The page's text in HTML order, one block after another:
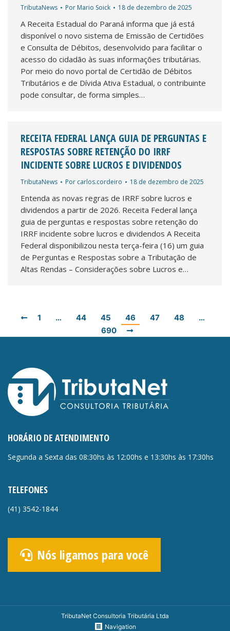
TributaNews Por Mario Soick 18 de dezembro de 2025
A Receita Estadual do Paraná informa que já está
disponível o novo sistema de Emissão de Certidões
e Consulta de Débitos, desenvolvido para facilitar o
acesso do cidadão às suas informações tributárias.
Por meio do novo portal de Certidão de Débitos
Tributários e de Dívida Ativa Estadual, o contribuinte
pode consultar, de forma simples…
RECEITA FEDERAL LANÇA GUIA DE PERGUNTAS E
RESPOSTAS SOBRE RETENÇÃO DO IRRF
INCIDENTE SOBRE LUCROS E DIVIDENDOS
TributaNews Por carlos.cordeiro 18 de dezembro de 2025
Entenda as novas regras de IRRF sobre lucros e
dividendos a partir de 2026. Receita Federal lança
guia de perguntas e respostas sobre retenção do
IRRF incidente sobre lucros e dividendos A Receita
Federal disponibilizou nesta terça-feira (16) um guia
de Perguntas e Respostas sobre a Tributação de
Altas Rendas – Considerações sobre Lucros e…
1 … 44 45 46 47 48
…
690
HORÁRIO DE ATENDIMENTO
Segunda a Sexta das 08:30hs às 12:00hs e 13:30hs às 17:30hs
TELEFONES
(41) 3542-1844
Nós ligamos para você
TributaNet Consultoria Tributária Ltda
Navigation